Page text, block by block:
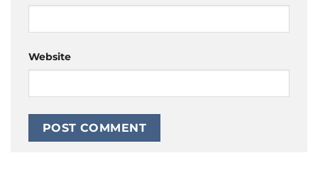
Website